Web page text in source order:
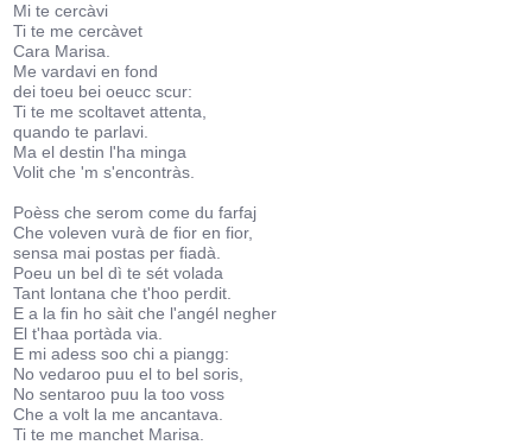
Mi te cercàvi
Ti te me cercàvet
Cara Marisa.
Me vardavi en fond
dei toeu bei oeucc scur:
Ti te me scoltavet attenta,
quando te parlavi.
Ma el destin l'ha minga
Volit che 'm s'encontràs.
Poèss che serom come du farfaj
Che voleven vurà de fior en fior,
sensa mai postas per fiadà.
Poeu un bel dì te sét volada
Tant lontana che t'hoo perdit.
E a la fin ho sàit che l'angél negher
El t'haa portàda via.
E mi adess soo chi a piangg:
No vedaroo puu el to bel soris,
No sentaroo puu la too voss
Che a volt la me ancantava.
Ti te me manchet Marisa.